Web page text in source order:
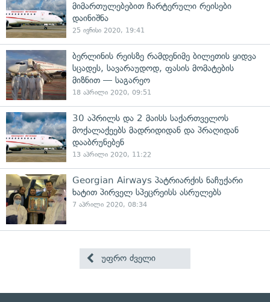
მიმართულებებით ჩარტერული რეისები
დაინიშნა
25 ივნისი 2020, 19:41
ბერლინის რეისზე რამდენიმე ბილეთის ყიდვა
სცადეს, სავარაუდოდ, ფასის მომატების
მიზნით — საგარეო
18 აპრილი 2020, 09:51
30 აპრილს და 2 მაისს საქართველოს
მოქალაქეებს მადრიდიდან და პრაღიდან
დააბრუნებენ
13 აპრილი 2020, 11:22
Georgian Airways პატრიარქის ნაჩუქარი
ხატით პირველ სპეცრეისს ასრულებს
7 აპრილი 2020, 08:34
უფრო ძველი